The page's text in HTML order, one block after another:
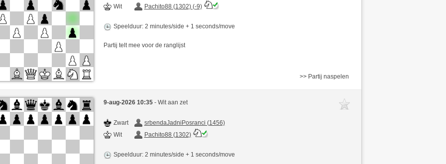
Wit
Pachito88 (1302) (-9)
Speelduur: 2 minutes/side + 1 seconds/move
Partij telt mee voor de ranglijst
>> Partij naspelen
9-aug-2026 10:35 - Wit aan zet
Zwart
srbendaJadniPosranci (1456)
Wit
Pachito88 (1302)
Speelduur: 2 minutes/side + 1 seconds/move